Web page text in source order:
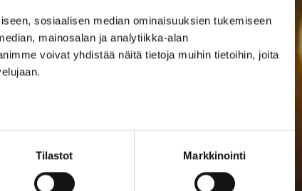
sosiaalisen median ominaisuuksien tukemiseen
mainosalan ja analytiikka-alan
voivat yhdistää näitä tietoja muihin tietoihin, joita
Tilastot Markkinointi